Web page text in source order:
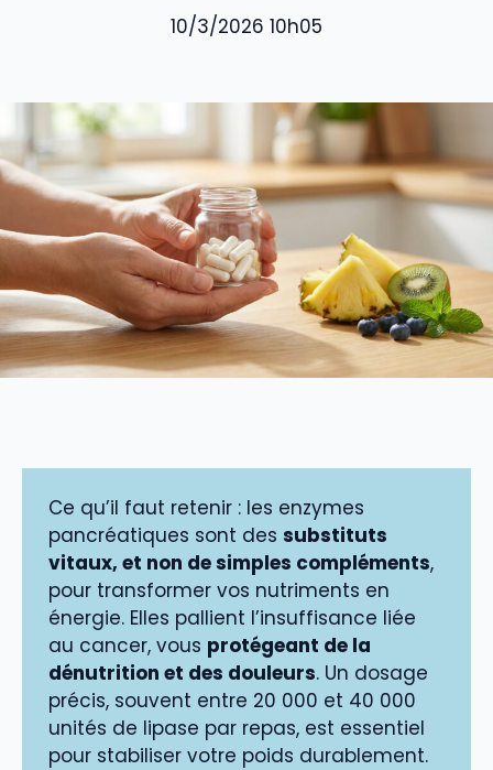
10/3/2026 10h05
Ce qu’il faut retenir : les enzymes
pancréatiques sont des substituts
vitaux, et non de simples compléments,
pour transformer vos nutriments en
énergie. Elles pallient l’insuffisance liée
au cancer, vous protégeant de la
dénutrition et des douleurs. Un dosage
précis, souvent entre 20 000 et 40 000
unités de lipase par repas, est essentiel
pour stabiliser votre poids durablement.